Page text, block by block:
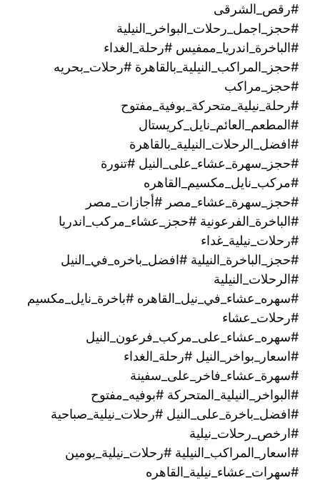
#رقص_الشرقى
#حجز_اجمل_رحلات_البواخر_النيلية
#الباخرة_اندريا_ممفيس #رحلة_الغداء
#حجز_المراكب_النيلية_بالقاهرة #رحلات_بحريه
#حجز_مراكب
#رحلة_نيلية_متحركة_بوفية_مفتوح
#المطعم_العائم_نايل_كريستال
#افضل_الرحلات_النيلية_بالقاهرة
#حجز_سهرة_عشاء_على_النيل #تنورة
#مركب_نايل_مكسيم_القاهره
#حجز_سهرة_عشاء_مصر #أجازات_مصر
#الباخرة_الفرعونية #حجز_عشاء_مركب_اندريا
#رحلات_نيلية_غداء
#حجز_الباخرة_النيلية #افضل_باخره_في_النيل
#الرحلات_النيلية
#سهره_عشاء_في_نيل_القاهره‏ #باخرة_نايل_مكسيم
#رحلات_عشاء
#سهره_عشاء_على_مركب_فرعون_النيل
#اسعار_بواخر_النيل #رحلة_الغداء
#سهرة_عشاء_فاخر_على_سفينة
#البواخر_النيلية_المتحركة #بوفيه_مفتوح
#افضل_باخرة_على_النيل #رحلات_نيلية_صباحية
#ارخص_رحلات_نيلية
#اسعار_المراكب_النيلية #رحلات_نيلية_يومين
#سهرات_عشاء_نيلية_القاهره